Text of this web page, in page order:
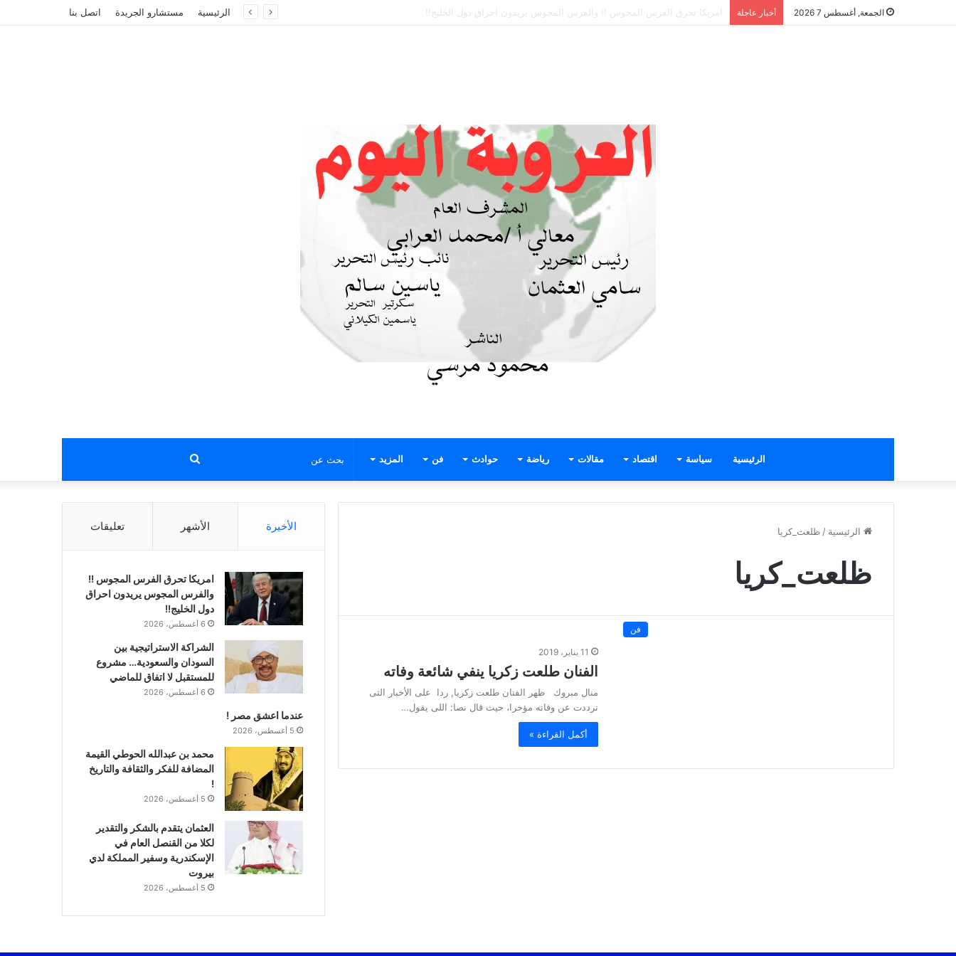
الجمعة, أغسطس 7 2026 أخبار عاجلة الشراكة الاستراتيجية بين السودان والسعودية… مشروع للمستقبل لا اتفاق للماضي الرئيسية مستشارو الجريدة اتصل بنا
الرئيسية سياسة اقتصاد مقالات رياضة حوادث فن المزيد بحث
عن
الرئيسية / ظلعت_كريا
ظلعت_كريا
فن
11 يناير، 2019
الفنان طلعت زكريا ينفي شائعة وفاته
منال مبروك ظهر الفنان طلعت زكريا, ردا على الأخبار التى
ترددت عن وفاته مؤخرا، حيث قال نصا: اللى يقول…
أكمل القراءة »
الأخيرة الأشهر تعليقات
امريكا تحرق الفرس المجوس !!
والفرس المجوس يريدون احراق
دول الخليج!!
6 أغسطس، 2026
الشراكة الاستراتيجية بين
السودان والسعودية… مشروع
للمستقبل لا اتفاق للماضي
6 أغسطس، 2026
عندما اعشق مصر !
5 أغسطس، 2026
محمد بن عبدالله الحوطي القيمة
المضافة للفكر والثقافة والتاريخ
!
5 أغسطس، 2026
العثمان يتقدم بالشكر والتقدير
لكلا من القنصل العام في
الإسكندرية وسفير المملكة لدي
بيروت
5 أغسطس، 2026